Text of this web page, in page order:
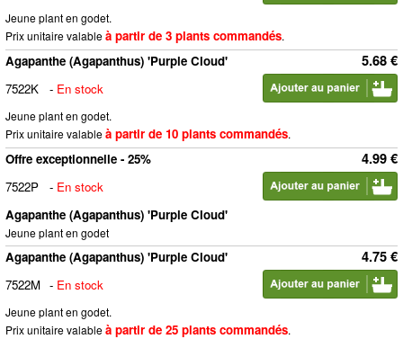
Jeune plant en godet.
Prix unitaire valableà partir de 3 plants commandés.
5.68 €
Agapanthe (Agapanthus) 'Purple Cloud'
7522K
- En stock
Jeune plant en godet.
Prix unitaire valableà partir de 10 plants commandés.
4.99 €
Offre exceptionnelle - 25%
7522P
- En stock
Agapanthe (Agapanthus) 'Purple Cloud'
Jeune plant en godet
4.75 €
Agapanthe (Agapanthus) 'Purple Cloud'
7522M - En stock
Jeune plant en godet.
Prix unitaire valableà partir de 25 plants commandés.